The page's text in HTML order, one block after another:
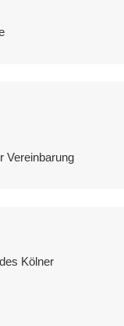
Vereinbarung
Kölner